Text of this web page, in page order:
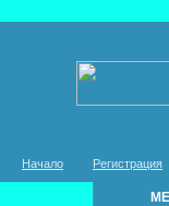
Начало Регистрация